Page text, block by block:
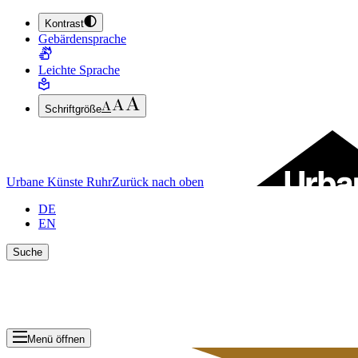
ZUM HAUPTINHALT SPRINGEN (ENTER DRÜCKEN)
ZUM FUSSBEREICH SPRINGEN (ENTER DRÜCKEN)
Kontrast
Gebärdensprache
Leichte Sprache
Schriftgröße
Urbane Künste RuhrZurück nach oben
DE
EN
Suche
Menü öffnen